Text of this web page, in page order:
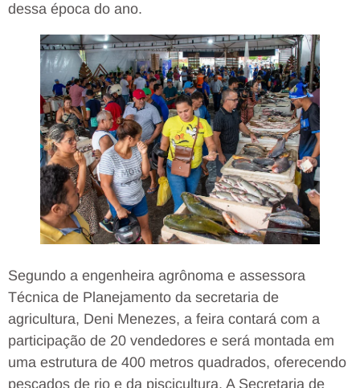
dessa época do ano.
Segundo a engenheira agrônoma e assessora
Técnica de Planejamento da secretaria de
agricultura, Deni Menezes, a feira contará com a
participação de 20 vendedores e será montada em
uma estrutura de 400 metros quadrados, oferecendo
pescados de rio e da piscicultura. A Secretaria de